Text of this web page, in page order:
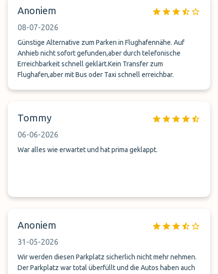
Reservierung. Das wäre dann sehr ärgerlich gewesen, aber,
beim nächsten Mal. 👍
Anoniem
08-07-2026
Günstige Alternative zum Parken in Flughafennähe. Auf
Anhieb nicht sofort gefunden,aber durch telefonische
Erreichbarkeit schnell geklärt.Kein Transfer zum
Flughafen,aber mit Bus oder Taxi schnell erreichbar.
Tommy
06-06-2026
War alles wie erwartet und hat prima geklappt.
Anoniem
31-05-2026
Wir werden diesen Parkplatz sicherlich nicht mehr nehmen.
Der Parkplatz war total überfüllt und die Autos haben auch